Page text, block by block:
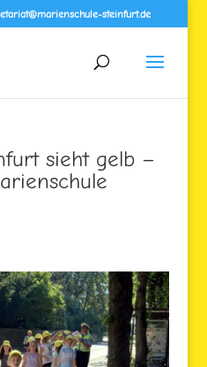
steinfurt.de
sieht gelb –